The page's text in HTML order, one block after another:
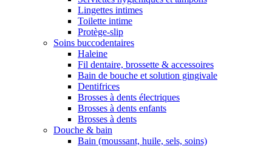
Lingettes intimes
Toilette intime
Protège-slip
Soins buccodentaires
Haleine
Fil dentaire, brossette & accessoires
Bain de bouche et solution gingivale
Dentifrices
Brosses à dents électriques
Brosses à dents enfants
Brosses à dents
Douche & bain
Bain (moussant, huile, sels, soins)